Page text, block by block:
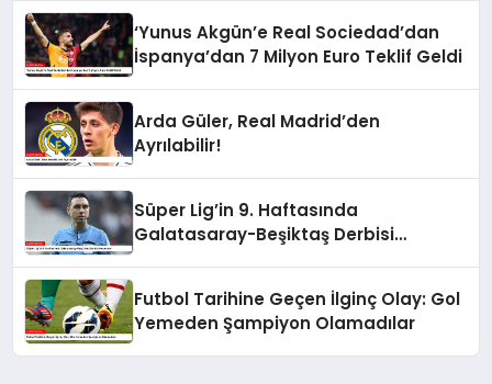
‘Yunus Akgün’e Real Sociedad’dan
İspanya’dan 7 Milyon Euro Teklif Geldi
Arda Güler, Real Madrid’den
Ayrılabilir!
Süper Lig’in 9. Haftasında
Galatasaray-Beşiktaş Derbisi
Futbol Tarihine Geçen İlginç Olay: Gol
Yemeden Şampiyon Olamadılar